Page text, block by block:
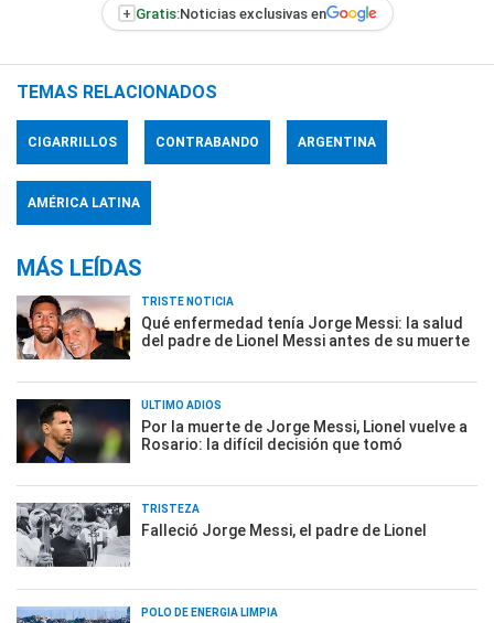
+ Gratis:Noticias exclusivas en
TEMAS RELACIONADOS
CIGARRILLOS CONTRABANDO ARGENTINA
AMÉRICA LATINA
MÁS LEÍDAS
TRISTE NOTICIA
Qué enfermedad tenía Jorge Messi: la salud
del padre de Lionel Messi antes de su muerte
ÚLTIMO ADIÓS
Por la muerte de Jorge Messi, Lionel vuelve a
Rosario: la difícil decisión que tomó
TRISTEZA
Falleció Jorge Messi, el padre de Lionel
POLO DE ENERGÍA LIMPIA